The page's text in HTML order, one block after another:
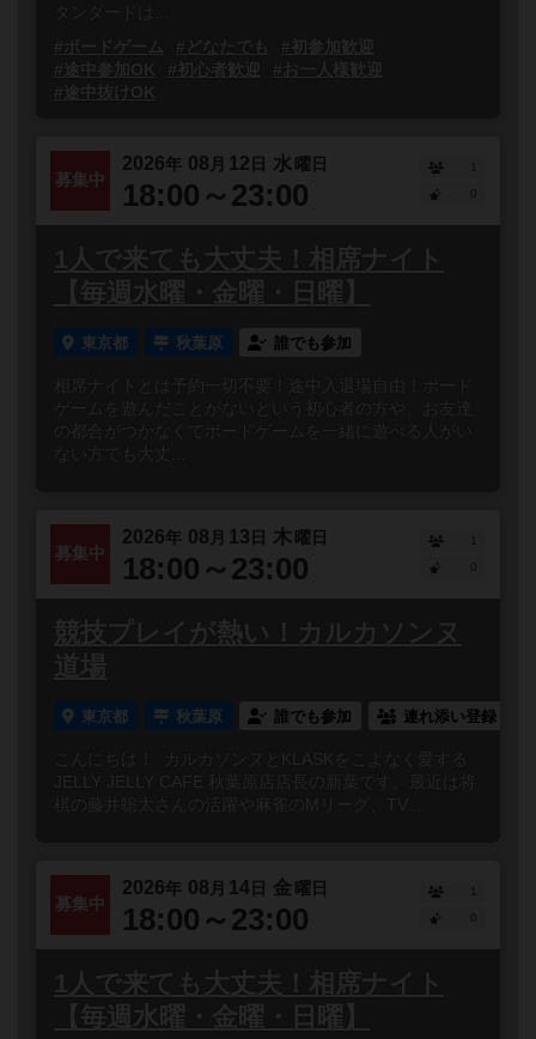
#ボードゲーム
#どなたでも
#初参加歓迎
#途中参加OK
#初心者歓迎
#お一人様歓迎
#途中抜けOK
募集中
2026年 08 月 12 日 水 曜日
18:00～23:00
1
1人で来ても大丈夫！相席ナイト
【毎週水曜・金曜・日曜】
東京都 秋葉原 誰でも参加
相席ナイトとは予約一切不要！途中入退場自由！ボード
ゲームを遊んだことがないという初心者の方や、お友達
の都合がつかなくてボードゲームを一緒に遊べる人がい
ない方でも大丈...
募集中
2026年 08 月 13 日 木曜日
18:00～23:00
1
競技プレイが熱い！カルカソンヌ
道場
東京都 秋葉原 誰でも参加 連れ添い登録
こんにちは！ カルカソンヌとKLASKをこよなく愛する
JELLY JELLY CAFE 秋葉原店店長の新葉です。最近は将
棋の藤井聡太さんの活躍や麻雀のMリーグ、TV...
募集中
2026年 08 月 14 日 金曜日
18:00～23:00
1
1人で来ても大丈夫！相席ナイト
【毎週水曜・金曜・日曜】